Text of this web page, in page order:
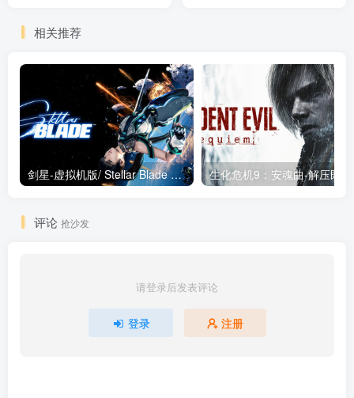
相关推荐
剑星-虚拟机版/ Stellar Blade v1.4.1|Build.19963153 终极版新补丁 送修改器 免安装中文版
评论 抢沙发
请登录后发表评论
登录 注册